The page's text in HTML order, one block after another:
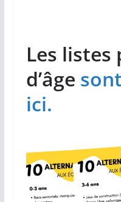
Les
d’âge
ici.